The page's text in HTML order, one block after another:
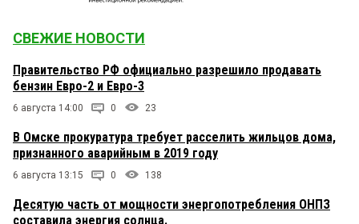
СВЕЖИЕ НОВОСТИ
Правительство РФ официально разрешило продавать
бензин Евро-2 и Евро-3
6 августа 14:00 0 23
В Омске прокуратура требует расселить жильцов дома,
признанного аварийным в 2019 году
6 августа 13:15 0 138
Десятую часть от мощности энергопотребления ОНПЗ
составила энергия солнца.